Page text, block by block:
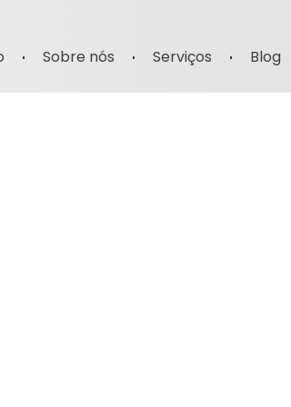
Sobre nós Serviços Blog